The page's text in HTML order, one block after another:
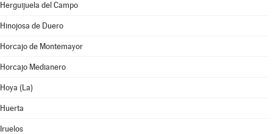
Herguijuela del Campo
Hinojosa de Duero
Horcajo de Montemayor
Horcajo Medianero
Hoya (La)
Huerta
Iruelos